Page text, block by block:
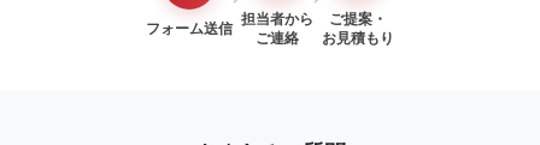
フォーム送信
担当者から
ご連絡
ご提案・
お見積もり